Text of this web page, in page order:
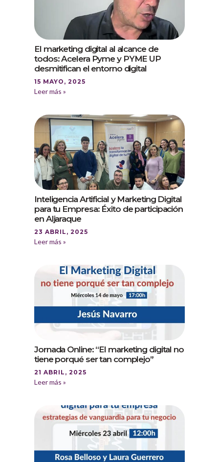
El marketing digital al alcance de
todos: Acelera Pyme y PYME UP
desmitifican el entorno digital
15 MAYO, 2025
Leer más »
Inteligencia Artificial y Marketing Digital
para tu Empresa: Éxito de participación
en Aljaraque
23 ABRIL, 2025
Leer más »
Jornada Online: “El marketing digital no
tiene porqué ser tan complejo”
21 ABRIL, 2025
Leer más »